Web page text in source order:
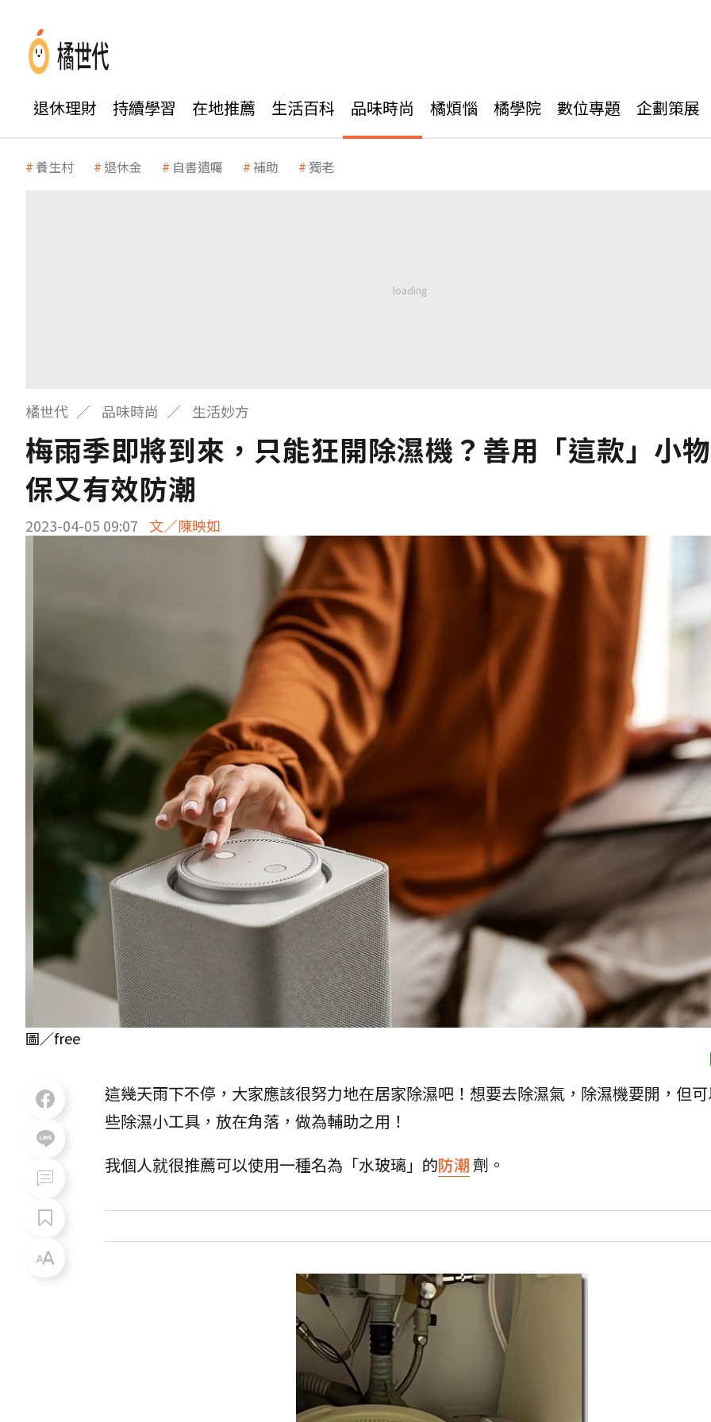
退休理財 持續學習 在地推薦 生活百科 品味時尚 橘煩惱 橘學院 數位專題 企劃策展
養生村 退休金 自書遺囑 補助 獨老
橘世代 品味時尚 生活妙方
梅雨季即將到來，只能狂開除濕機？善用「這款」小
保又有效防潮
2023-04-05 09:07 文／陳映如
圖／free
這幾天雨下不停，大家應該很努力地在居家除濕吧！想要去除濕氣，除濕機要開，但
些除濕小工具，放在角落，做為輔助之用！
我個人就很推薦可以使用一種名為「水玻璃」的防潮 劑。